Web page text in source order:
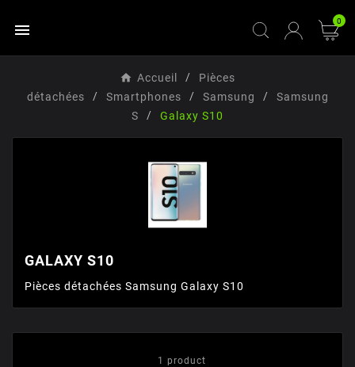
 0
Accueil
Pièces
détachées
Smartphones Samsung
Samsung
S
Galaxy S10
GALAXY S10
Pièces détachées Samsung Galaxy S10
1 product